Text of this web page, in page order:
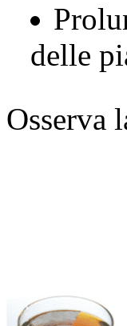
delle
Osserva